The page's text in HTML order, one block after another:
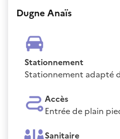
Dugne Anaïs
Stationnement
Stationnement adapté
Accès
Entrée de plain
Sanitaire